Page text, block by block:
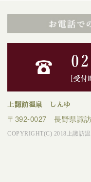
上諏訪温泉 しんゆ
〒392-0027 長野県諏
COPYRIGHT(C) 2018上諏訪